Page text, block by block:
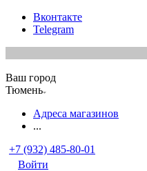
Вконтакте
Telegram
Ваш город
Тюмень
Адреса магазинов
...
+7 (932) 485-80-01
Войти